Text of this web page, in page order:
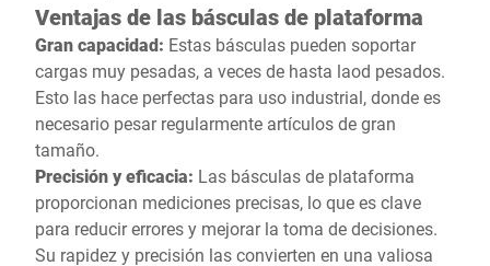
Ventajas de las básculas de plataforma
Gran capacidad: Estas básculas pueden soportar
cargas muy pesadas, a veces de hasta laod pesados.
Esto las hace perfectas para uso industrial, donde es
necesario pesar regularmente artículos de gran
tamaño.
Precisión y eficacia: Las básculas de plataforma
proporcionan mediciones precisas, lo que es clave
para reducir errores y mejorar la toma de decisiones.
Su rapidez y precisión las convierten en una valiosa